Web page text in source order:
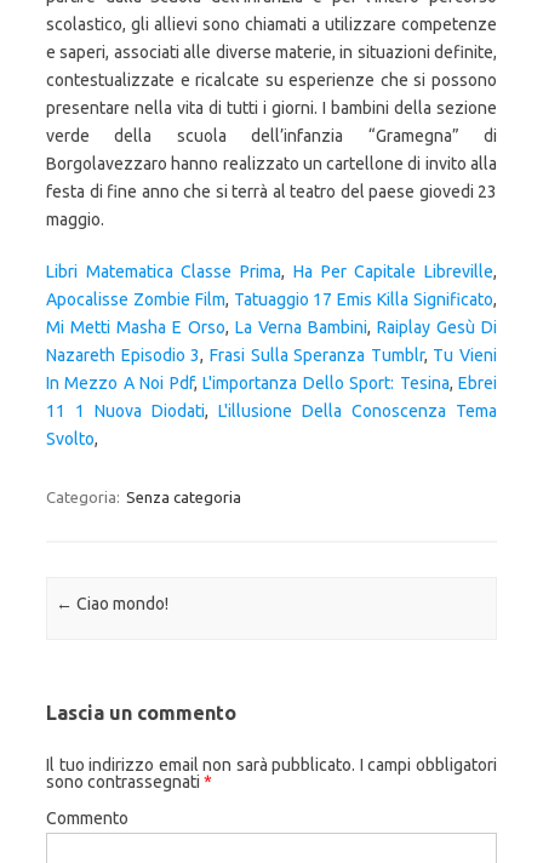
scolastico, gli allievi sono chiamati a utilizzare competenze
e saperi, associati alle diverse materie, in situazioni definite,
contestualizzate e ricalcate su esperienze che si possono
presentare nella vita di tutti i giorni. I bambini della sezione
verde della scuola dell’infanzia “Gramegna” di
Borgolavezzaro hanno realizzato un cartellone di invito alla
festa di fine anno che si terrà al teatro del paese giovedi 23
maggio.
Libri Matematica Classe Prima, Ha Per Capitale Libreville,
Apocalisse Zombie Film, Tatuaggio 17 Emis Killa Significato,
Mi Metti Masha E Orso, La Verna Bambini, Raiplay Gesù Di
Nazareth Episodio 3, Frasi Sulla Speranza Tumblr, Tu Vieni
In Mezzo A Noi Pdf,L'importanza Dello Sport: Tesina,Ebrei
11 1 Nuova Diodati, L'illusione Della Conoscenza Tema
Svolto,
Categoria: Senza categoria
Navigazione articolo
← Ciao mondo!
Lascia un commento
Il tuo indirizzo email non sarà pubblicato. I campi obbligatori
sono contrassegnati *
Commento